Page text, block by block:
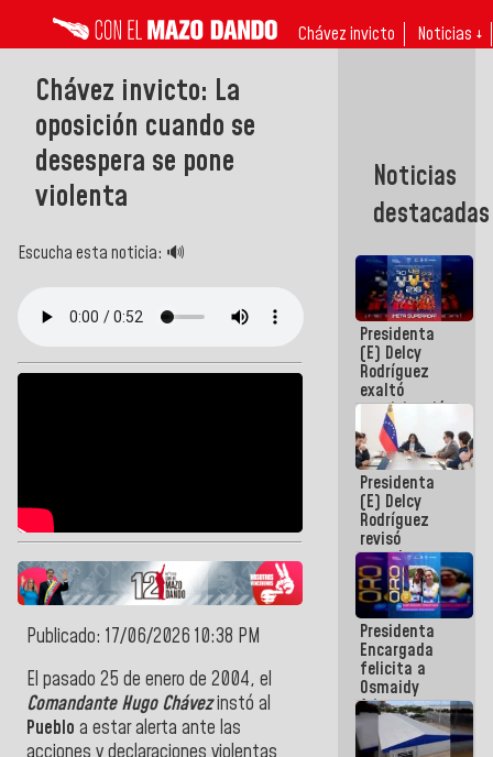
Chávez invicto Noticias ↓
Chávez invicto: La
oposición cuando se
desespera se pone
violenta
Escucha esta noticia: 🔊
Publicado: 17/06/2026 10:38 PM
El pasado 25 de enero de 2004, el
Comandante Hugo Chávezinstó al
Pueblo a estar alerta ante las
Noticias
destacadas
Presidenta
(E) Delcy
Rodríguez
exaltó
participación
de
Venezuela
en Juegos
Centroamericanos
y del Caribe
2026
Presidenta
(E) Delcy
Rodríguez
revisó
agenda
económica y
ejecución de
fondos de
emergencia
post-sismos
Presidenta
Encargada
felicita a
Osmaidy
Arias y
Giraly
Marcano por